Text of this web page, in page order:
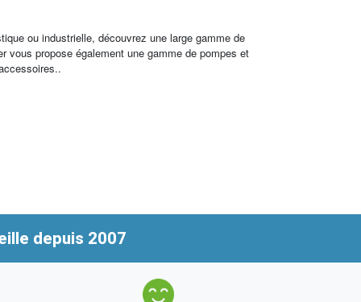
ou industrielle, découvrez une large gamme de
vous propose également une gamme de pompes et
depuis 2007